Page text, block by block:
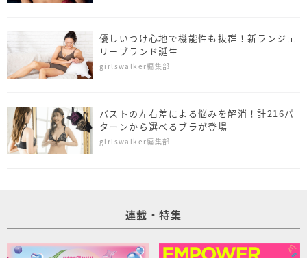
優しいつけ心地で機能性も抜群！新ランジェ
リーブランド誕生
girlswalker編集部
バストの左右差による悩みを解消！計216パ
ターンから選べるブラが登場
girlswalker編集部
連載・特集